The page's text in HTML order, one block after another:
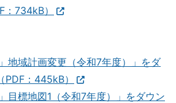
：734kB）
地域計画変更（令和7年度）」をダ
PDF：445kB）
目標地図1（令和7年度）」をダウン